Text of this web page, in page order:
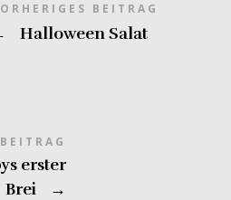
BEITRAG
Halloween Salat
erster
Brei
→